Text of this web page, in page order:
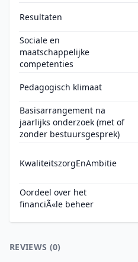
Resultaten
Sociale en
maatschappelijke
competenties
Pedagogisch klimaat
Basisarrangement na
jaarlijks onderzoek (met of
zonder bestuursgesprek)
KwaliteitszorgEnAmbitie
Oordeel over het
financiÃ«le beheer
REVIEWS (0)